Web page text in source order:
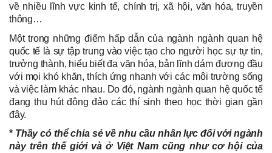
về nhiều lĩnh vực kinh tế, chính trị, xã hội, văn hóa, truyền
thông…
Một trong những điểm hấp dẫn của ngành ngành quan hệ
quốc tế là sự tập trung vào việc tạo cho người học sự tự tin,
trưởng thành, hiểu biết đa văn hóa, bản lĩnh dám đương đầu
với mọi khó khăn, thích ứng nhanh với các môi trường sống
và việc làm khác nhau. Do đó, ngành ngành quan hệ quốc tế
đang thu hút đông đảo các thí sinh theo học thời gian gần
đây.
* Thầy có thể chia sẻ về nhu cầu nhân lực đối với ngành
này trên thế giới và ở Việt Nam cũng như cơ hội của